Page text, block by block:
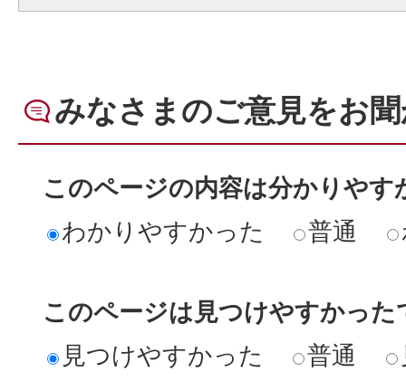
みなさまのご意見をお
このページの内容は分かりやす
わかりやすかった
普通
このページは見つけやすかった
見つけやすかった
普通